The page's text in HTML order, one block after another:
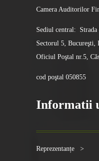
Camera Auditorilor
Sediul central:
Sectorul 5, Bucureşti,
Oficiul Poştal nr.5,
cod poştal 050855
Informatii
Reprezentanțe >